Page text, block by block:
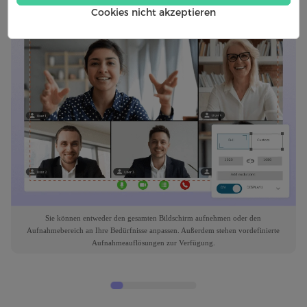
Sie können entweder den gesamten Bildschirm aufnehmen oder den
Aufnahmebereich an Ihre Bedürfnisse anpassen. Außerdem stehen vordefinierte
Aufnahmeauflösungen zur Verfügung.
Cookies nicht akzeptieren